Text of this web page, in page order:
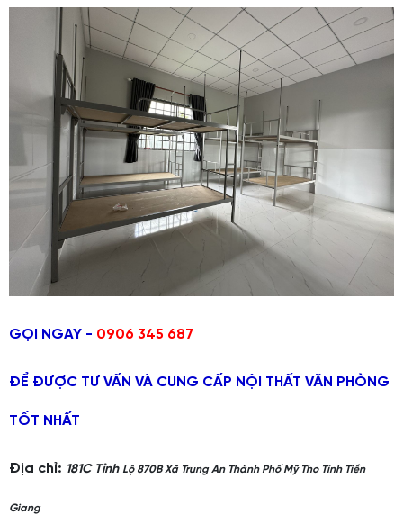
GỌI NGAY - 0906 345 687
ĐỂ ĐƯỢC TƯ VẤN VÀ CUNG CẤP NỘI THẤT VĂN PHÒNG
TỐT NHẤT
Địa chỉ: 181C Tỉnh Lộ 870B Xã Trung An Thành Phố Mỹ Tho Tỉnh Tiền
Giang